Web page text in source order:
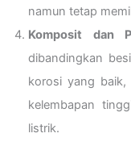
namun tetap
Komposit dan
dibandingkan
korosi yang
kelembapan
listrik.